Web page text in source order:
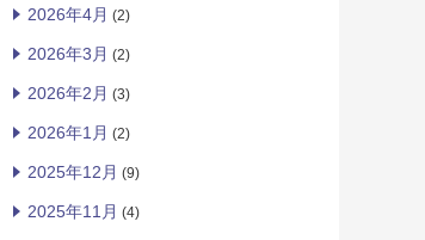
2026年4月 (2)
2026年3月 (2)
2026年2月 (3)
2026年1月 (2)
2025年12月 (9)
2025年11月 (4)